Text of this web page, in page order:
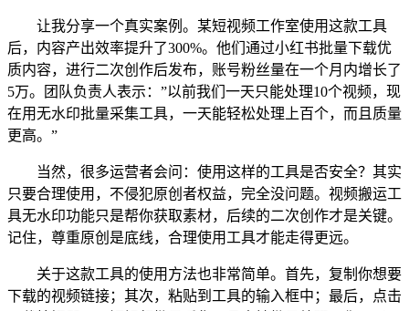
让我分享一个真实案例。某短视频工作室使用这款工具
后，内容产出效率提升了300%。他们通过小红书批量下载优
质内容，进行二次创作后发布，账号粉丝量在一个月内增长了
5万。团队负责人表示：”以前我们一天只能处理10个视频，现
在用无水印批量采集工具，一天能轻松处理上百个，而且质量
更高。”
当然，很多运营者会问：使用这样的工具是否安全？其实
只要合理使用，不侵犯原创者权益，完全没问题。视频搬运工
具无水印功能只是帮你获取素材，后续的二次创作才是关键。
记住，尊重原创是底线，合理使用工具才能走得更远。
关于这款工具的使用方法也非常简单。首先，复制你想要
下载的视频链接；其次，粘贴到工具的输入框中；最后，点击